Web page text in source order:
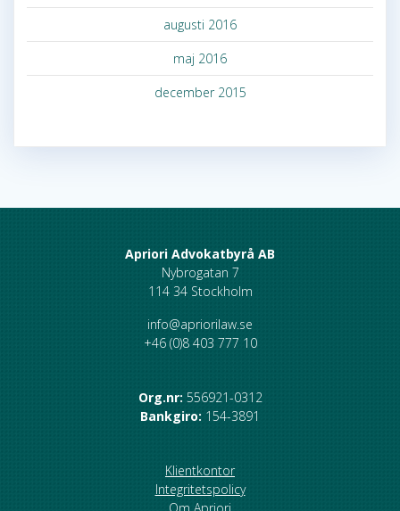
augusti 2016
maj 2016
december 2015
Apriori Advokatbyrå AB
Nybrogatan 7
114 34 Stockholm
info@apriorilaw.se
+46 (0)8 403 777 10
Org.nr: 556921-0312
Bankgiro: 154-3891
Klientkontor
Integritetspolicy